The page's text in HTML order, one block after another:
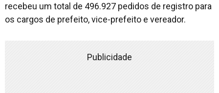
recebeu um total de 496.927 pedidos de registro para
os cargos de prefeito, vice-prefeito e vereador.
Publicidade